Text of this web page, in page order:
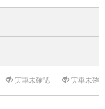
実車未確認 実車未確